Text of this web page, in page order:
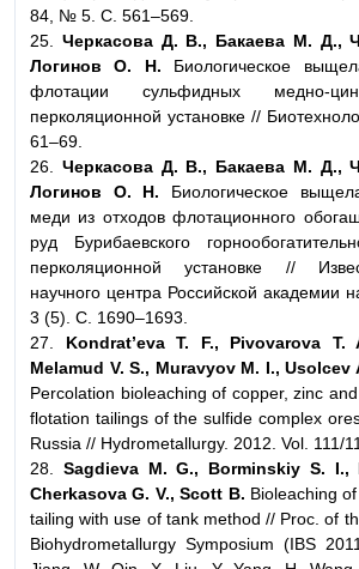
84, № 5. С. 561–569.
25. Черкасова Д. В., Бакаева М. Д.,
Логинов О. Н. Биологическое
флотации сульфидных медно-
перколяционной установке //
61–69.
26. Черкасова Д. В., Бакаева М. Д.,
Логинов О. Н. Биологическое
меди из отходов флотационного
руд Бурибаевского
перколяционной установке //
научного центра Российской академии
3 (5). С. 1690–1693.
27. Kondrat’eva T. F., Pivovarova
Melamud V. S., Muravyov M. I., Usolcev
Percolation bioleaching of copper, zinc
flotation tailings of the sulfide complex
Russia // Hydrometallurgy. 2012. Vol. 111/
28. Sagdieva M. G., Borminskiy S. I.,
Cherkasova G. V., Scott B. Bioleaching
tailing with use of tank method // Proc. of
Biohydrometallurgy Symposium (IBS